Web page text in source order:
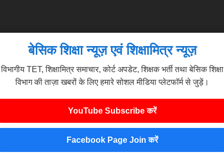
बेसिक शिक्षा न्यूज़ एवं शिक्षामित्र न्यूज़
विभागीय TET, शिक्षामित्र समाचार, कोर्ट अपडेट, शिक्षक भर्ती तथा बेसिक शिक्षा
विभाग की ताज़ा खबरों के लिए हमारे सोशल मीडिया प्लेटफॉर्म से जुड़ें।
YouTube Subscribe करें
Facebook Page Join करें